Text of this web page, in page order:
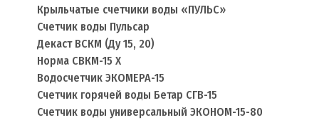
Крыльчатые счетчики воды «ПУЛЬС»
Счетчик воды Пульсар
Декаст ВСКМ (Ду 15, 20)
Норма СВКМ-15 Х
Водосчетчик ЭКОМЕРА-15
Счетчик горячей воды Бетар СГВ-15
Счетчик воды универсальный ЭКОНОМ-15-80